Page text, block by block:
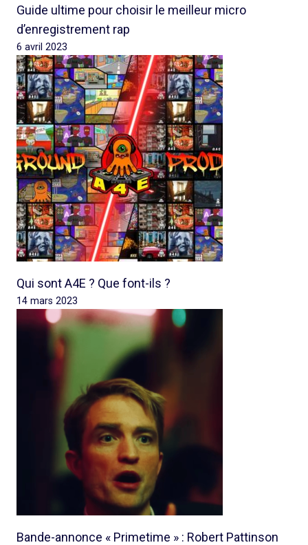
Guide ultime pour choisir le meilleur micro
d’enregistrement rap
6 avril 2023
Qui sont A4E ? Que font-ils ?
14 mars 2023
Bande-annonce « Primetime » : Robert Pattinson